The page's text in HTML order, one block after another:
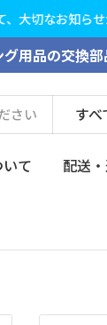
大切なお知らせ
用品の交換
す
て 配送